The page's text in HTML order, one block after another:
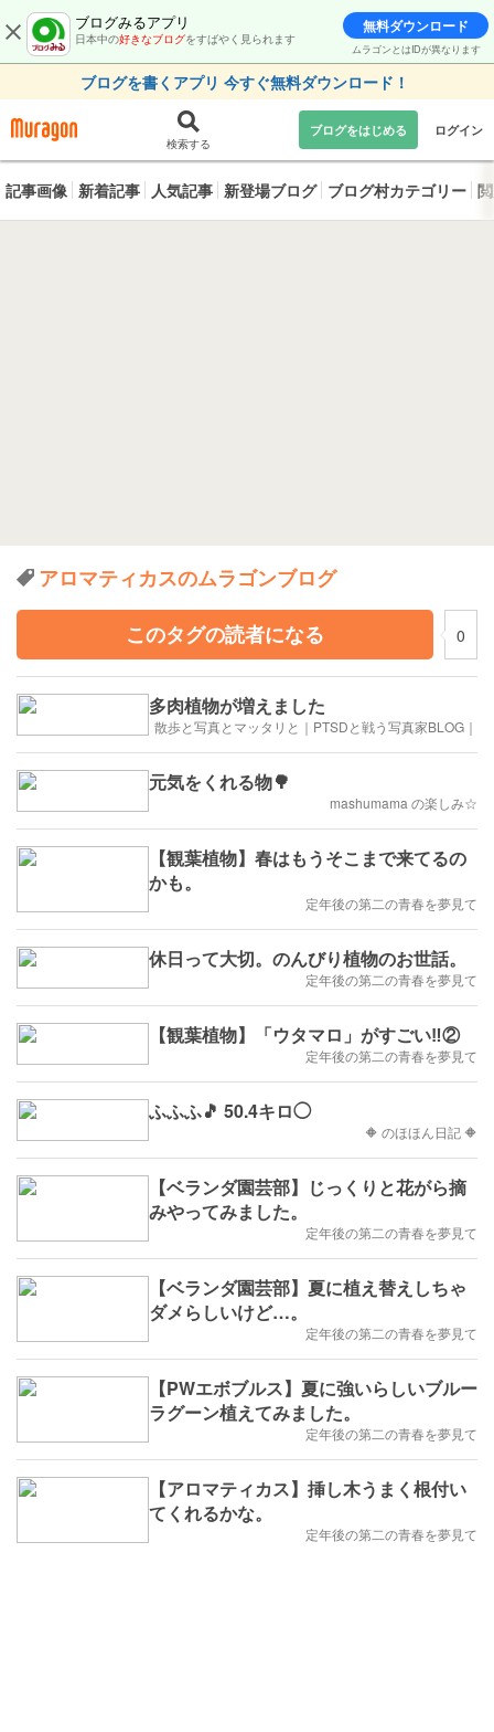
ブログみるアプリ
日本中の好きなブログをすばやく見られます
無料ダウンロード
ムラゴンとはIDが異なります
ブログを書くアプリ 今すぐ無料ダウンロード！
検索する
ブログをはじめる ログイン
記事画像 新着記事 人気記事 新登場ブログ ブログ村カテゴリー
アロマティカスのムラゴンブログ
このタグの読者になる
0
多肉植物が増えました
散歩と写真とマッタリと｜PTSDと戦う写真家BLOG｜
元気をくれる物🌳
mashumama の楽しみ☆
【観葉植物】春はもうそこまで来てるの
かも。
定年後の第二の青春を夢見て
休日って大切。のんびり植物のお世話。
定年後の第二の青春を夢見て
【観葉植物】「ウタマロ」がすごい‼️②
定年後の第二の青春を夢見て
ふふふ🎵 50.4キロ◯
🔶 のほほん日記 🔶
【ベランダ園芸部】じっくりと花がら摘
みやってみました。
定年後の第二の青春を夢見て
【ベランダ園芸部】夏に植え替えしちゃ
ダメらしいけど…。
定年後の第二の青春を夢見て
【PWエボブルス】夏に強いらしいブルー
ラグーン植えてみました。
定年後の第二の青春を夢見て
【アロマティカス】挿し木うまく根付い
てくれるかな。
定年後の第二の青春を夢見て